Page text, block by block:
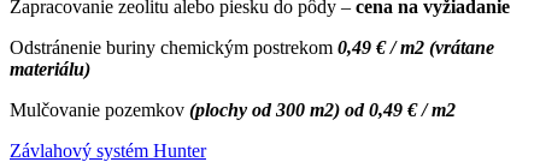
Zapracovanie zeolitu alebo piesku do pôdy – cena na vyžiadanie
Odstránenie buriny chemickým postrekom 0,49 € / m2 (vrátane
materiálu)
Mulčovanie pozemkov (plochy od 300 m2) od 0,49 € / m2
Závlahový systém Hunter